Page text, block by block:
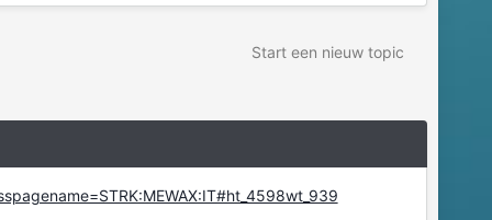
Start een nieuw topic